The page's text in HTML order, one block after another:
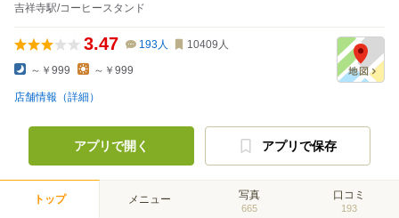
吉祥寺駅/コーヒースタンド
3.47 193人 10409 人
～￥999 ～￥999
店舗情報（詳細）
アプリで開く アプリで保存
トップ メニュー 写真
665
口コミ
193